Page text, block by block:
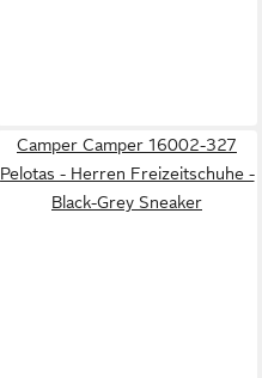
Camper Camper 16002-327
Pelotas - Herren Freizeitschuhe -
Black-Grey Sneaker